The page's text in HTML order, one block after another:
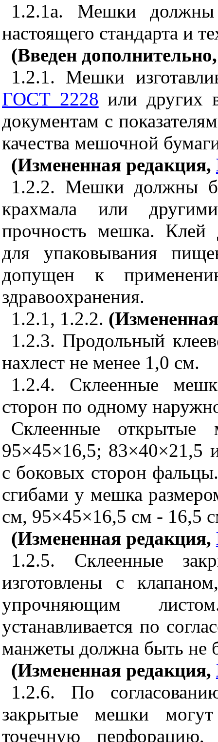
1.2.1а. Мешки должны
настоящего стандарта и
(Введен
1.2.1. Мешки
ГОСТ 2228 или других
документам с
качества мешочной
(Измененная редакция,
1.2.2. Мешки должны
крахмала или
прочность мешка. Клей
для упаковывания
допущен к
здравоохранения.
1.2.1, 1.2.2.
1.2.3. Продольный
нахлест не менее 1,0 см.
1.2.4. Склеенные
сторон по одному
Склеенные открытые
95×45×16,5; 83×40×21,5
с боковых сторон
сгибами у мешка
см, 95×45×16,5 см - 16,5
(Измененная редакция,
1.2.5. Склеенные
изготовлены с
упрочняющим
устанавливается по
манжеты должна быть не
(Измененная редакция,
1.2.6. По
закрытые мешки
точечную